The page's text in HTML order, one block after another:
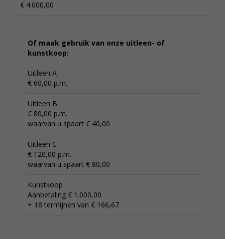
€ 4.000,00
Of maak gebruik van onze uitleen- of
kunstkoop:
Uitleen A
€ 60,00 p.m.
Uitleen B
€ 80,00 p.m.
waarvan u spaart € 40,00
Uitleen C
€ 120,00 p.m.
waarvan u spaart € 80,00
Kunstkoop
Aanbetaling € 1.000,00
+ 18 termijnen van € 166,67